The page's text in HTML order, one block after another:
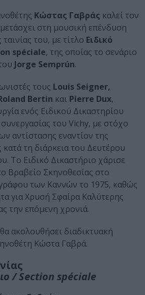
Κώστας Γαβράς καλεί τον
στη μουσική επένδυση
του, με τίτλο Ειδικό
spéciale, της οποίας το σενάριο
Jorge Semprún.
τους Louis Seigner,
Bertin και Pierre Dux,
ενός Ειδικού Δικαστηρίου
του Vichy, με στόχο
αντίστασης εναντίον της
κατά τη διάρκεια του Δευτέρου
Το Ειδικό Δικαστήριο χάρισε
Βραβείο Σκηνοθεσίας στο
των Καννών το 1975, καθώς
για Χρυσή Σφαίρα Καλύτερης
την επόμενη χρονιά.
ακολουθήσει διαδικτυακή
Κώστα Γαβρά.
/ Section spéciale